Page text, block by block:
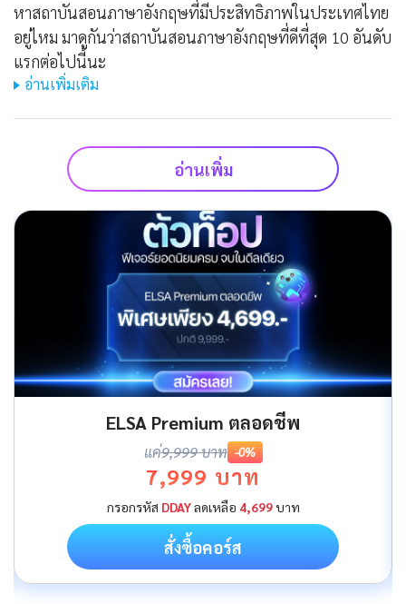
หาสถาบันสอนภาษาอังกฤษที่มีประสิทธิภาพในประเทศไทย
อยู่ไหม มาดูกันว่าสถาบันสอนภาษาอังกฤษที่ดีที่สุด 10 อันดับ
แรกต่อไปนี้นะ
อ่านเพิ่มเติม
อ่านเพิ่ม
ELSA Premium ตลอดชีพ
แค่9,999 บาท -0%
7,999 บาท
กรอกรหัส DDAYลดเหลือ 4,699บาท
สั่งซื้อคอร์ส